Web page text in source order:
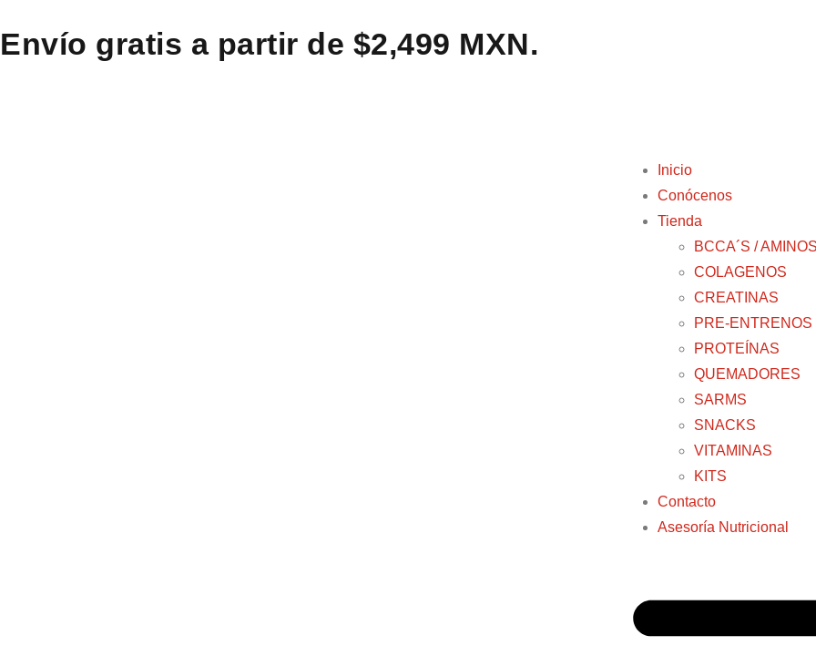
Envío gratis a partir de $2,499 MXN.
Inicio
Conócenos
Tienda
BCCA´S /
COLAGENOS
CREATINAS
PRE-ENTRENOS
PROTEÍNAS
QUEMADORES
SARMS
SNACKS
VITAMINAS
KITS
Contacto
Asesoría Nutricional